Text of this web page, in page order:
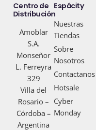
Centro de
Distribución
Amoblar
S.A.
Monseñor
L. Ferreyra
329
Villa del
Rosario –
Córdoba –
Argentina
Espácity
Nuestras
Tiendas
Sobre
Nosotros
Contactanos
Hotsale
Cyber
Monday